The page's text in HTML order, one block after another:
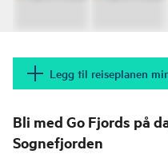
Legg til reiseplanen
Bli med Go Fjords på
Sognefjorden